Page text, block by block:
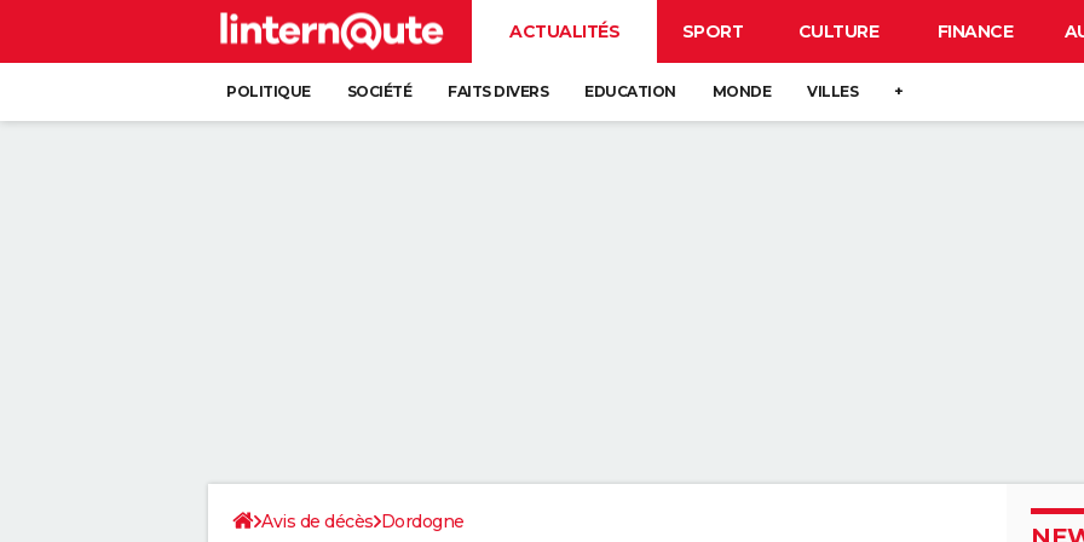
ACTUALITÉS SPORT CULTURE FINANCE
POLITIQUE SOCIÉTÉ FAITS DIVERS EDUCATION MONDE VILLES +
Avis de décès Dordogne